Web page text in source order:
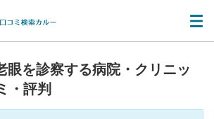
眼を診察する病院・クリニッ
・評判